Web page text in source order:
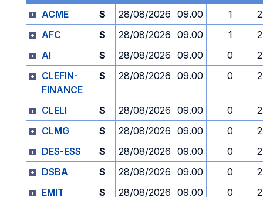
ACME
S 28/08/2026 09.00 1
AFC
S 28/08/2026 09.00 1
AI
S 28/08/2026 09.00 0
CLEFIN-
FINANCE
S 28/08/2026 09.00 0
CLELI S 28/08/2026 09.00 0
CLMG
S 28/08/2026 09.00 0
DES-ESS
S 28/08/2026 09.00 0
DSBA
S 28/08/2026 09.00 0
EMIT
S 28/08/2026 09.00 0